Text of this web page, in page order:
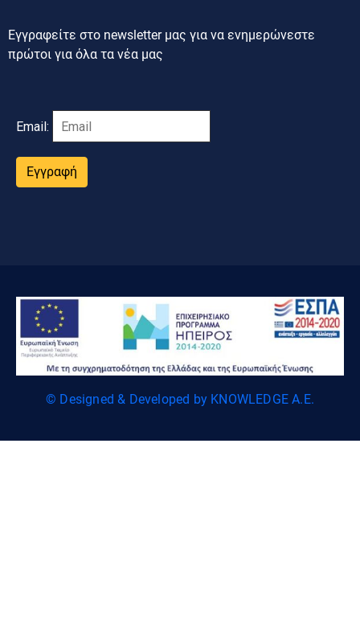
Εγγραφείτε στο newsletter μας για να ενημερώνεστε
πρώτοι για όλα τα νέα μας
Email:
Εγγραφή
© Designed & Developed by KNOWLEDGE A.E.